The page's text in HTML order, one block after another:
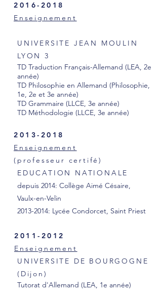
2016-2018
Enseignement
UNIVERSITE JEAN MOULIN
LYON 3
TD Traduction Français-Allemand (LEA, 2e
année)
TD Philosophie en Allemand (Philosophie,
1e, 2e et 3e année)
TD Grammaire (LLCE, 3e année)
TD Méthodologie (LLCE, 3e année)
2013-2018
Enseignement
(professeur certifé)
EDUCATION NATIONALE
depuis 2014: Collège Aimé Césaire,
Vaulx-en-Velin
2013-2014: Lycée Condorcet, Saint Priest
2011-2012
Enseignement
UNIVERSITE DE BOURGOGNE
(Dijon)
Tutorat d'Allemand (LEA, 1e année)